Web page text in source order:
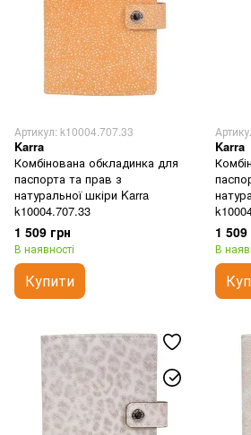
Артикул: k10004.707.33
Karra
Комбінована обкладинка для
паспорта та прав з
натуральної шкіри Karra
k10004.707.33
1 509 грн
В наявності
Купити
Karra
1 509
В